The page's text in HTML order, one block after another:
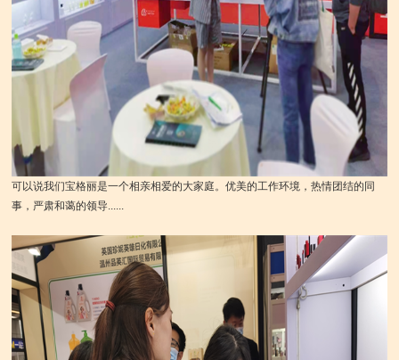
可以说我们宝格丽是一个相亲相爱的大家庭。优美的工作环境，热情团结的同
事，严肃和蔼的领导......